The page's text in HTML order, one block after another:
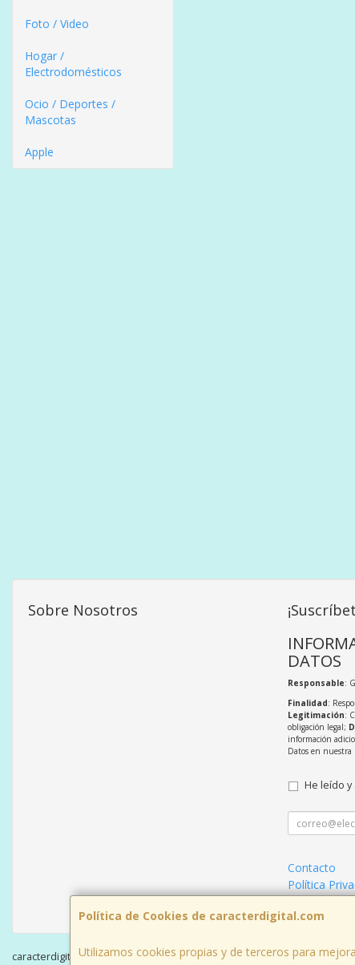
Foto / Video
Hogar /
Electrodomésticos
Ocio / Deportes /
Mascotas
Apple
Política de Cookies de caracterdigital.com
Utilizamos cookies propias y de terceros para
Sobre Nosotros
DATOS
Responsable:
Finalidad:
Legitimación:
obligación legal;
información
Datos en nuestra
He leído y
Contacto
Política
caracterdigital.com © 2026